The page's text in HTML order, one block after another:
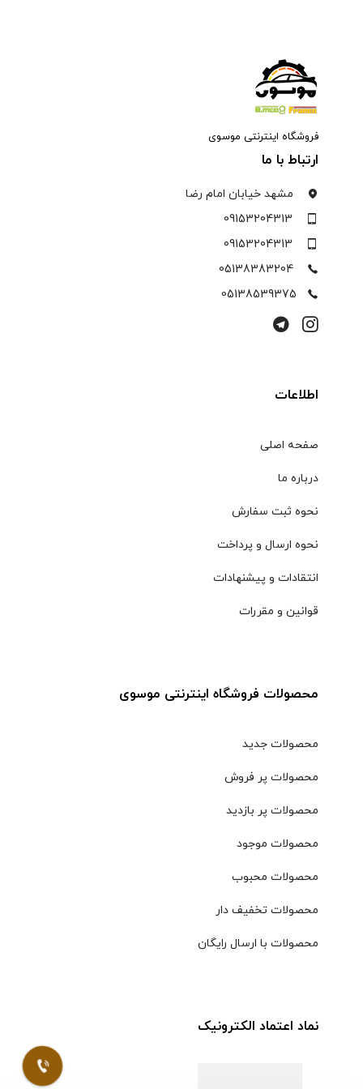
فروشگاه اینترنتی موسوی
ارتباط با ما
مشهد خیابان امام رضا
09153204313
09153204313
05138383204
05138539375
اطلاعات
صفحه اصلی
درباره ما
نحوه ثبت سفارش
نحوه ارسال و پرداخت
انتقادات و پیشنهادات
قوانین و مقررات
محصولات فروشگاه اینترنتی موسوی
محصولات جدید
محصولات پر فروش
محصولات پر بازدید
محصولات موجود
محصولات محبوب
محصولات تخفیف دار
محصولات با ارسال رایگان
نماد اعتماد الکترونیک